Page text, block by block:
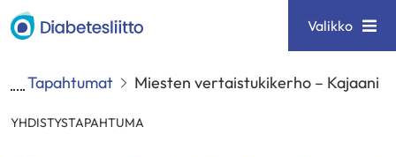
Siirry
sisältöön
Diabetesliitto Valikko
Tapahtumat Miesten vertaistukikerho – Kajaani
YHDISTYSTAPAHTUMA